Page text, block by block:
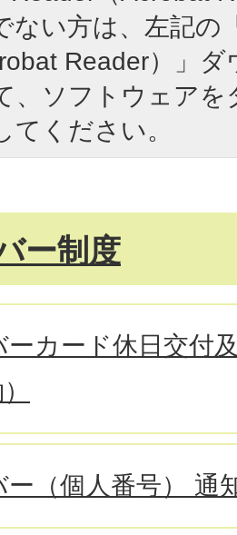
ない方は、左記の
Reader）」
、ソフトウェア
てください。
ー制度
カード休日交付
（個人番号） 通